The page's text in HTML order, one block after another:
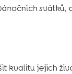
svátků,
kvalitu jejich